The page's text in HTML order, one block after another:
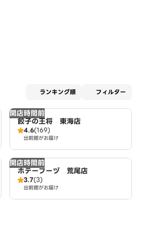
ランキング順 フィルター
開店時間前
餃子の王将 東海店
4.6(169)
出前館がお届け
開店時間前
ホテーフーヅ 荒尾店
3.7(3)
出前館がお届け